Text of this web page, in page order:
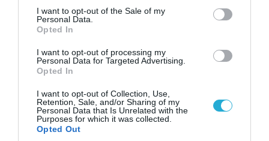
consent section.
I want to opt-out of the Sale of my
Personal Data.
Opted In
I want to opt-out of processing my
Personal Data for Targeted Advertising.
Opted In
I want to opt-out of Collection, Use,
Retention, Sale, and/or Sharing of my
Personal Data that Is Unrelated with the
Purposes for which it was collected.
Opted Out
06.08.2026 | 14:02
«Επιχείρηση ελεύθερα πεζοδρόμια» στην